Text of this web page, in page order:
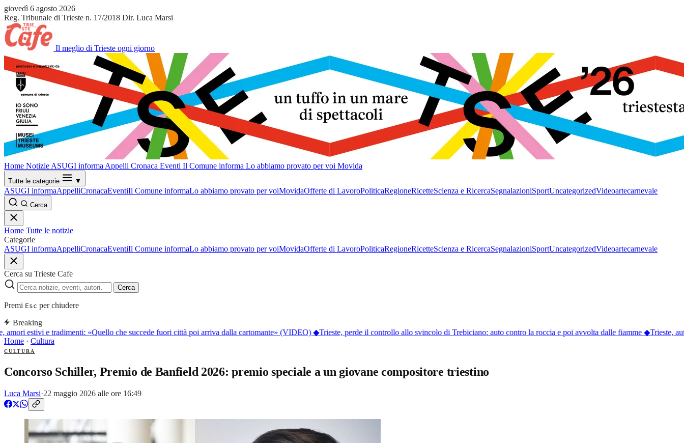
giovedì 6 agosto 2026
Reg. Tribunale di Trieste n. 17/2018 Dir. Luca Marsi
Il meglio di Trieste ogni giorno
Home Notizie ASUGI informa Appelli Cronaca Eventi Il Comune informa Lo abbiamo provato per voi Movida
Tutte le categorie ▼
ASUGI informaAppelliCronacaEventiIl Comune informaLo abbiamo provato per voiMovidaOfferte di LavoroPoliticaRegioneRicetteScienza e RicercaSegnalazioniSportUncategorizedVideoartecarnevale
Cerca
Home Tutte le notizie
Categorie
ASUGI informaAppelliCronacaEventiIl Comune informaLo abbiamo provato per voiMovidaOfferte di LavoroPoliticaRegioneRicetteScienza e RicercaSegnalazioniSportUncategorizedVideoartecarnevale
Cerca su Trieste Cafe
Cerca
Premi Esc per chiudere
Breaking
estivi e tradimenti: «Quello che succede fuori città poi arriva dalla cartomante» (VIDEO)◆Trieste, perde il controllo allo svincolo di Trebiciano: auto contro la roccia e poi avvolta dalle fiamme◆Trieste,
Home · Cultura
CULTURA
Concorso Schiller, Premio de Banfield 2026: premio speciale a un giovane compositore triestino
Luca Marsi·22 maggio 2026 alle ore 16:49